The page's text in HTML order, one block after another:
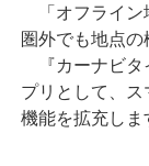
「オフライン
圏外でも地点の
『カーナビタ
プリとして、
機能を拡充しま